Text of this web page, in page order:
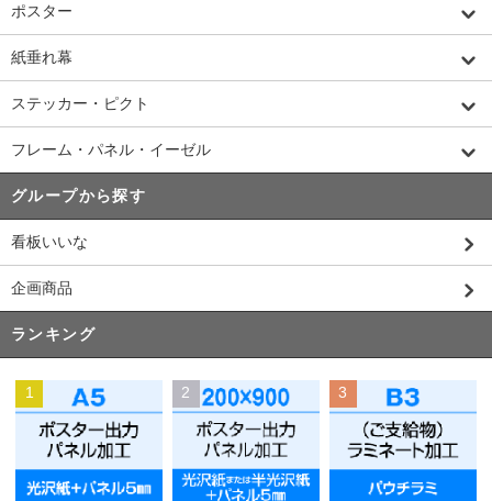
ポスター
紙垂れ幕
ステッカー・ピクト
フレーム・パネル・イーゼル
グループから探す
看板いいな
企画商品
ランキング
1 2 3